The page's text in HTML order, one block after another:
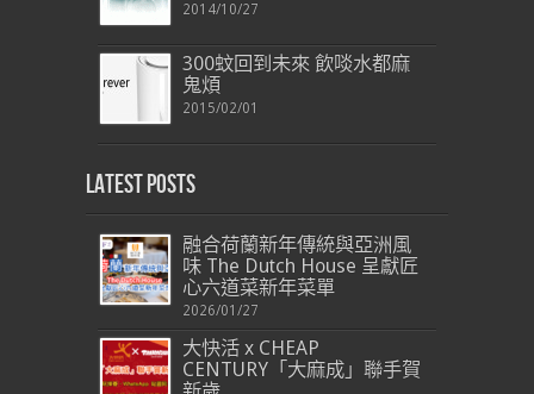
2014/10/27
300蚊回到未來 飲啖水都麻
鬼煩
2015/02/01
Latest Posts
融合荷蘭新年傳統與亞洲風
味 The Dutch House 呈獻匠
心六道菜新年菜單
2026/01/27
大快活 x CHEAP
CENTURY「大麻成」聯手賀